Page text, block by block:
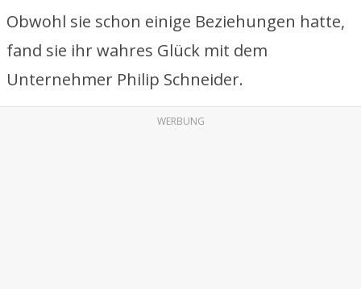
Obwohl sie schon einige Beziehungen hatte,
fand sie ihr wahres Glück mit dem
Unternehmer Philip Schneider.
WERBUNG